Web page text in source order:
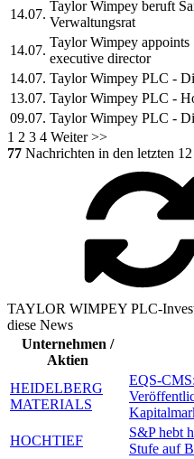
14.07.
Taylor Wimpey beruft
Verwaltungsrat
14.07.
Taylor Wimpey appoints
executive director
14.07. Taylor Wimpey PLC -
13.07. Taylor Wimpey PLC -
09.07. Taylor Wimpey PLC -
1 2 3 4 Weiter >>
77 Nachrichten in den letzten
TAYLOR WIMPEY PLC-
diese News
Unternehmen /
Aktien
HEIDELBERG
MATERIALS
EQS-
HOCHTIEF
S&P hebt
Stufe auf